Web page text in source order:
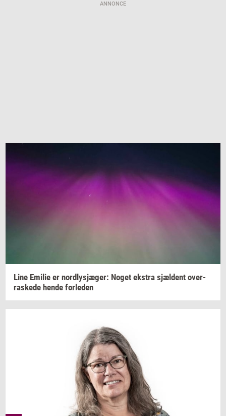
ANNONCE
Line Emi­lie er nord­lysjæ­ger: Noget ek­stra sjæl­dent over­
ra­ske­de hende for­le­den